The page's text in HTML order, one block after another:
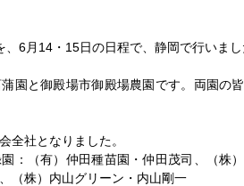
、6月14・15日の日程で、静岡で行いま
園と御殿場市御殿場農園です。両園の
全社となりました。
：（有）仲田種苗園・仲田茂司、（株
（株）内山グリーン・内山剛一